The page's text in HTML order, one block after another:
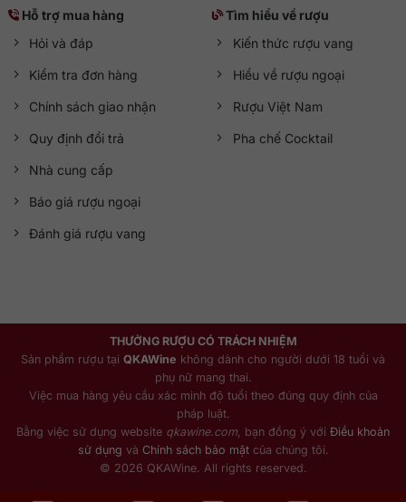
Hỗ trợ mua hàng
Hỏi và đáp
Kiểm tra đơn hàng
Chính sách giao nhận
Quy định đổi trả
Nhà cung cấp
Báo giá rượu ngoại
Đánh giá rượu vang
Tìm hiểu về rượu
Kiến thức rượu vang
Hiểu về rượu ngoại
Rượu Việt Nam
Pha chế Cocktail
THƯỞNG RƯỢU CÓ TRÁCH NHIỆM
Sản phẩm rượu tại QKAWine không dành cho người dưới 18 tuổi và
phụ nữ mang thai.
Việc mua hàng yêu cầu xác minh độ tuổi theo đúng quy định của
pháp luật.
Bằng việc sử dụng website qkawine.com , bạn đồng ý với Điều khoản
sử dụng và Chính sách bảo mậtcủa chúng tôi.
© 2026 QKAWine. All rights reserved.